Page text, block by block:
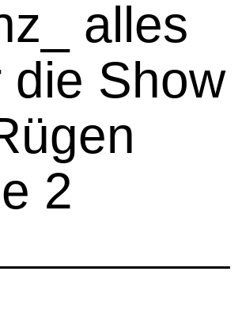
alles
die Show
2